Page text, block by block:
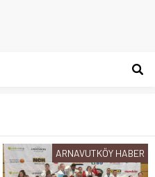
ARNAVUTKÖY HABER